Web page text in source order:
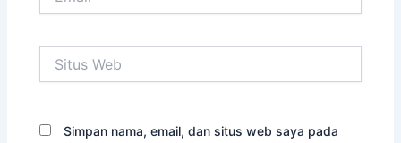
Web
Simpan nama, email, dan situs web saya pada